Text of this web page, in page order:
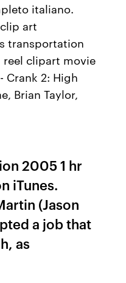
italiano.
art
transportation
clipart movie
Crank 2: High
Brian Taylor,
2005 1 hr
iTunes.
(Jason
a job that
as